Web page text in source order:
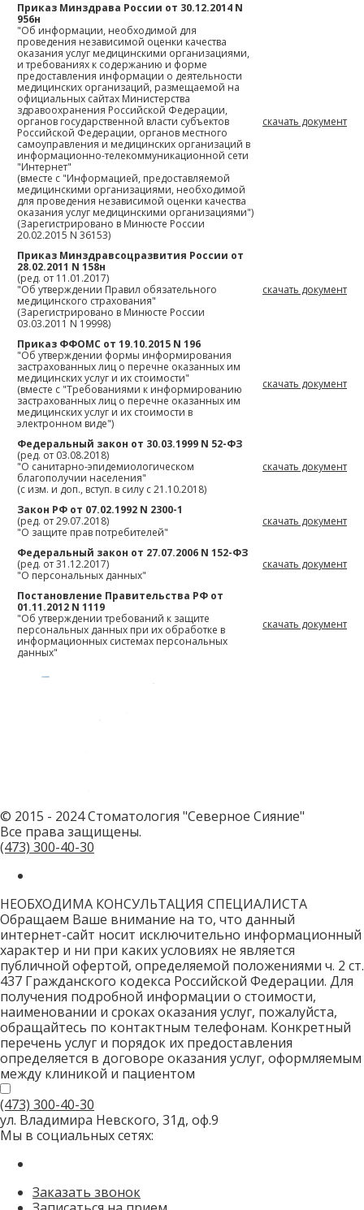
Приказ Минздрава России от 30.12.2014 N
956н
"Об информации, необходимой для
проведения независимой оценки качества
оказания услуг медицинскими организациями,
и требованиях к содержанию и форме
предоставления информации о деятельности
медицинских организаций, размещаемой на
официальных сайтах Министерства
здравоохранения Российской Федерации,
органов государственной власти субъектов
Российской Федерации, органов местного
самоуправления и медицинских организаций в
информационно-телекоммуникационной сети
"Интернет"
(вместе с "Информацией, предоставляемой
медицинскими организациями, необходимой
для проведения независимой оценки качества
оказания услуг медицинскими организациями")
(Зарегистрировано в Минюсте России
20.02.2015 N 36153)
скачать документ
Приказ Минздравсоцразвития России от
28.02.2011 N 158н
(ред. от 11.01.2017)
"Об утверждении Правил обязательного
медицинского страхования"
(Зарегистрировано в Минюсте России
03.03.2011 N 19998)
скачать документ
Приказ ФФОМС от 19.10.2015 N 196
"Об утверждении формы информирования
застрахованных лиц о перечне оказанных им
медицинских услуг и их стоимости"
(вместе с "Требованиями к информированию
застрахованных лиц о перечне оказанных им
медицинских услуг и их стоимости в
электронном виде")
скачать документ
Федеральный закон от 30.03.1999 N 52-ФЗ
(ред. от 03.08.2018)
"О санитарно-эпидемиологическом
благополучии населения"
(с изм. и доп., вступ. в силу с 21.10.2018)
скачать документ
Закон РФ от 07.02.1992 N 2300-1
(ред. от 29.07.2018)
"О защите прав потребителей"
скачать документ
Федеральный закон от 27.07.2006 N 152-ФЗ
(ред. от 31.12.2017)
"О персональных данных"
скачать документ
Постановление Правительства РФ от
01.11.2012 N 1119
"Об утверждении требований к защите
персональных данных при их обработке в
информационных системах персональных
данных"
скачать документ
© 2015 - 2024 Стоматология "Северное Сияние"
Все права защищены.
(473) 300-40-30
НЕОБХОДИМА КОНСУЛЬТАЦИЯ СПЕЦИАЛИСТА
Обращаем Ваше внимание на то, что данный
интернет-сайт носит исключительно информационный
характер и ни при каких условиях не является
публичной офертой, определяемой положениями ч. 2 ст.
437 Гражданского кодекса Российской Федерации. Для
получения подробной информации о стоимости,
наименовании и сроках оказания услуг, пожалуйста,
обращайтесь по контактным телефонам. Конкретный
перечень услуг и порядок их предоставления
определяется в договоре оказания услуг, оформляемым
между клиникой и пациентом
(473) 300-40-30
ул. Владимира Невского, 31д, оф.9
Мы в социальных сетях:
Заказать звонок